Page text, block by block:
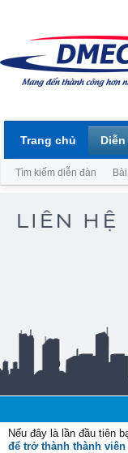
Nếu đây là lần đầu tiên
để trở thành thành viên
Trang chủ
Tìm kiếm diễn đàn